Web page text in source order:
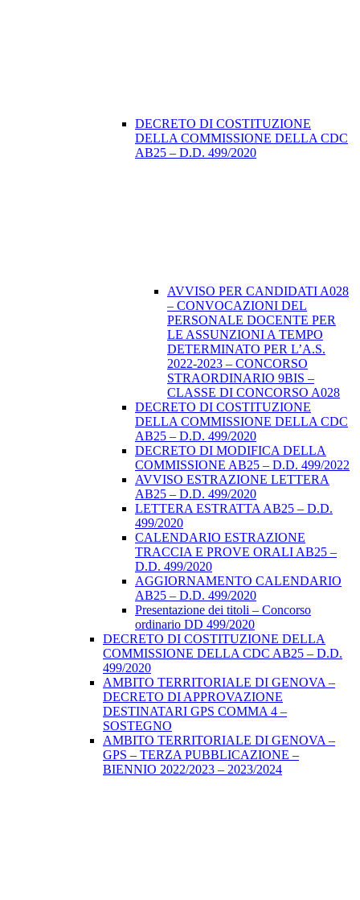
DECRETO DI COSTITUZIONE
DELLA COMMISSIONE DELLA CDC
AB25 – D.D. 499/2020
AVVISO PER CANDIDATI A028
– CONVOCAZIONI DEL
PERSONALE DOCENTE PER
LE ASSUNZIONI A TEMPO
DETERMINATO PER L’A.S.
2022-2023 – CONCORSO
STRAORDINARIO 9BIS –
CLASSE DI CONCORSO A028
DECRETO DI COSTITUZIONE
DELLA COMMISSIONE DELLA CDC
AB25 – D.D. 499/2020
DECRETO DI MODIFICA DELLA
COMMISSIONE AB25 – D.D. 499/2022
AVVISO ESTRAZIONE LETTERA
AB25 – D.D. 499/2020
LETTERA ESTRATTA AB25 – D.D.
499/2020
CALENDARIO ESTRAZIONE
TRACCIA E PROVE ORALI AB25 –
D.D. 499/2020
AGGIORNAMENTO CALENDARIO
AB25 – D.D. 499/2020
Presentazione dei titoli – Concorso
ordinario DD 499/2020
DECRETO DI COSTITUZIONE DELLA
COMMISSIONE DELLA CDC AB25 – D.D.
499/2020
AMBITO TERRITORIALE DI GENOVA –
DECRETO DI APPROVAZIONE
DESTINATARI GPS COMMA 4 –
SOSTEGNO
AMBITO TERRITORIALE DI GENOVA –
GPS – TERZA PUBBLICAZIONE –
BIENNIO 2022/2023 – 2023/2024